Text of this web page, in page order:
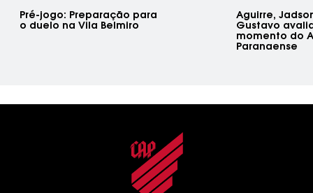
Pré-jogo: Preparação para
o duelo na Vila Belmiro
Aguirre,
Gustavo
momento do
Paranaense